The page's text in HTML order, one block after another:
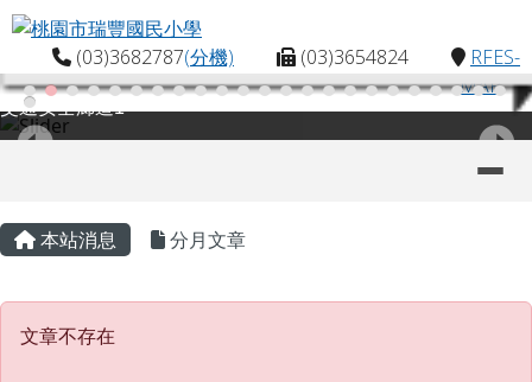
跳至主內容區
桃園市瑞豐國民小學
(03)3682787(分機) (03)3654824
RFES-
MAP
交通安全廊道1
主內容區域
本站消息 分月文章
文章不存在
文章不存在
頁尾區域